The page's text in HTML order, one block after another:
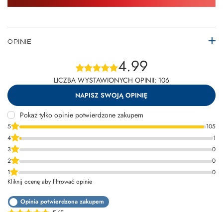
OPINIE
4.99
LICZBA WYSTAWIONYCH OPINII: 106
NAPISZ SWOJĄ OPINIĘ
Pokaż tylko opinie potwierdzone zakupem
5
105
4
1
3
0
2
0
1
0
Kliknij ocenę aby filtrować opinie
Opinia potwierdzona zakupem